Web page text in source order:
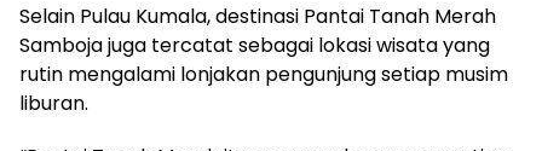
Selain Pulau Kumala, destinasi Pantai Tanah Merah
Samboja juga tercatat sebagai lokasi wisata yang
rutin mengalami lonjakan pengunjung setiap musim
liburan.